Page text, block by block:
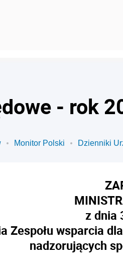
- rok
Monitor Polski Dzienniki
z dnia
Zespołu wsparcia
nadzorujących